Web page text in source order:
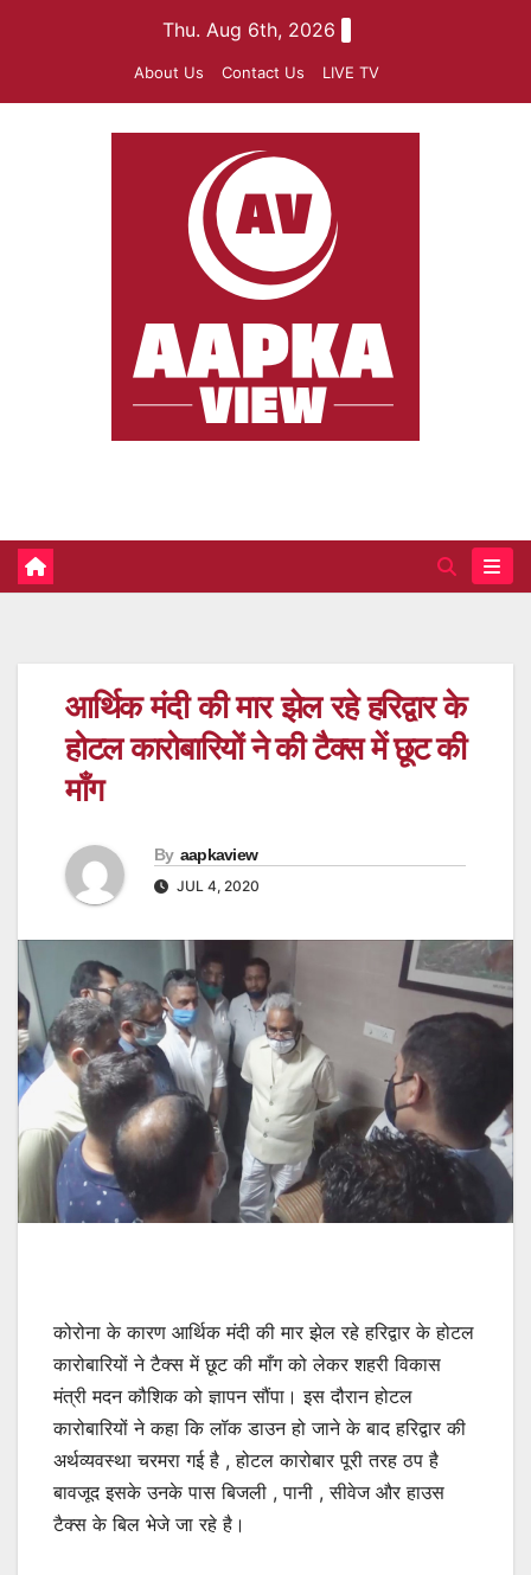
Thu. Aug 6th, 2026
About Us Contact Us LIVE TV
आर्थिक मंदी की मार झेल रहे हरिद्वार के
होटल कारोबारियों ने की टैक्स में छूट की
माँग
By aapkaview
JUL 4, 2020
कोरोना के कारण आर्थिक मंदी की मार झेल रहे हरिद्वार के होटल
कारोबारियों ने टैक्स में छूट की माँग को लेकर शहरी विकास
मंत्री मदन कौशिक को ज्ञापन सौंपा। इस दौरान होटल
कारोबारियों ने कहा कि लॉक डाउन हो जाने के बाद हरिद्वार की
अर्थव्यवस्था चरमरा गई है , होटल कारोबार पूरी तरह ठप है
बावजूद इसके उनके पास बिजली , पानी , सीवेज और हाउस
टैक्स के बिल भेजे जा रहे है।